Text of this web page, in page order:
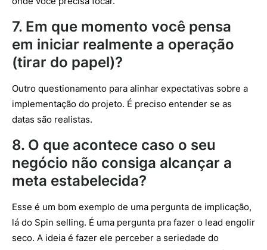
7. Em que momento você pensa
em iniciar realmente a operação
(tirar do papel)?
Outro questionamento para alinhar expectativas sobre a
implementação do projeto. É preciso entender se as
datas são realistas.
8. O que acontece caso o seu
negócio não consiga alcançar a
meta estabelecida?
Esse é um bom exemplo de uma pergunta de implicação,
lá do Spin selling. É uma pergunta pra fazer o lead engolir
seco. A ideia é fazer ele perceber a seriedade do